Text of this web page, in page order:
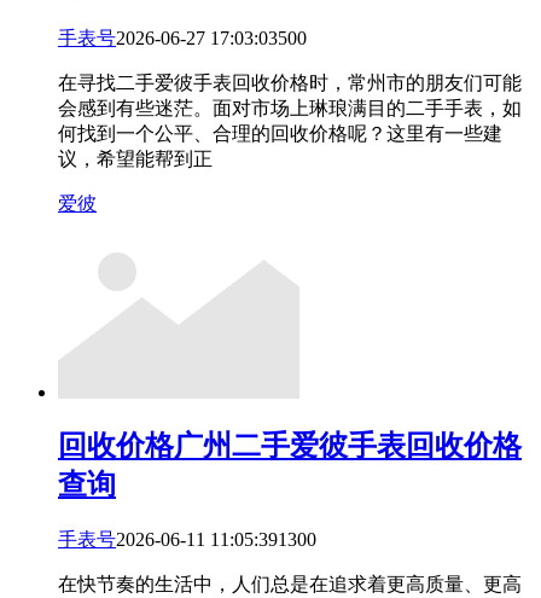
手表号2026-06-27 17:03:03500
在寻找二手爱彼手表回收价格时，常州市的朋友们可能
会感到有些迷茫。面对市场上琳琅满目的二手手表，如
何找到一个公平、合理的回收价格呢？这里有一些建
议，希望能帮到正
爱彼
回收价格广州二手爱彼手表回收价格
查询
手表号2026-06-11 11:05:391300
在快节奏的生活中，人们总是在追求着更高质量、更高